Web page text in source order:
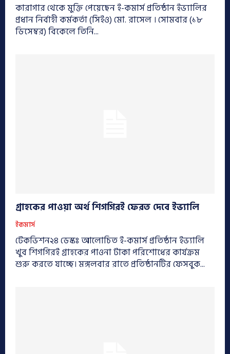
কারাগার থেকে মুক্তি পেয়েছেন ই-কমার্স প্রতিষ্ঠান ইভ্যালির
প্রধান নির্বাহী কর্মকর্তা (সিইও) মো. রাসেল । সোমবার (১৮
ডিসেম্বর) বিকেলে তিনি...
গ্রাহকের পাওয়া অর্থ শিগগিরই ফেরত দেবে ইভ্যালি
ইকমার্স
টেকভিশন২৪ ডেস্কঃ আলোচিত ই-কমার্স প্রতিষ্ঠান ইভ্যালি
খুব শিগগিরই গ্রাহকের পাওনা টাকা পরিশোধের কার্যক্রম
শুরু করতে যাচ্ছে। মঙ্গলবার রাতে প্রতিষ্ঠানটির ফেসবুক...